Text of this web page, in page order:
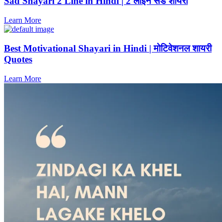
Learn More
Best Motivational Shayari in Hindi | मोटिवेशनल शायरी
Quotes
Learn More